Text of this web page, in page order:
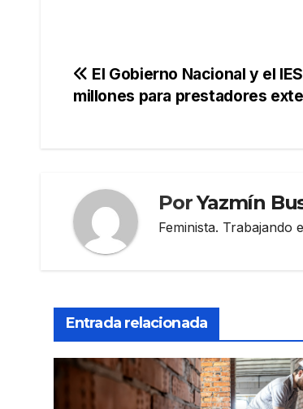
Navegación
El Gobierno Nacional y el
millones para prestadores
PorYazmín
Feminista. Trabajando
Entrada relacionada